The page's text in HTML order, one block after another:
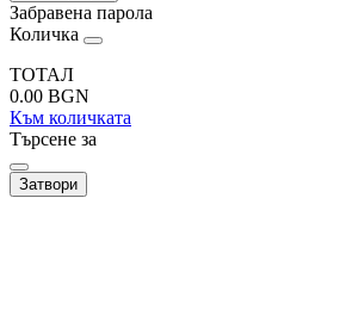
Забравена парола
Количка
ТОТАЛ
0.00 BGN
Към количката
Търсене за
Затвори